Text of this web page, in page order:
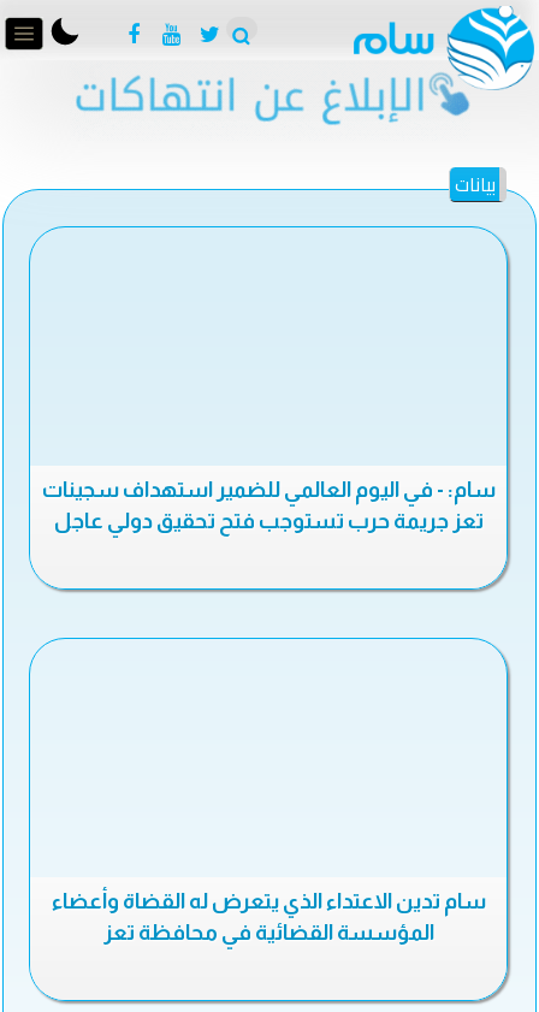
بيانات
سام: - في اليوم العالمي للضمير استهداف سجينات
تعز جريمة حرب تستوجب فتح تحقيق دولي عاجل
سام تدين الاعتداء الذي يتعرض له القضاة وأعضاء
المؤسسة القضائية في محافظة تعز